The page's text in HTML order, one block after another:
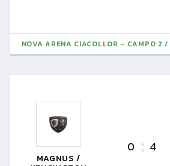
NOVA ARENA CIACOLLOR - CAMPO 2
MAGNUS /
0 4